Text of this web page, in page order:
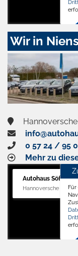
Wir in
0 57 24 / 95
Mehr zu
Autohaus Söffker
Hannoversche Str.